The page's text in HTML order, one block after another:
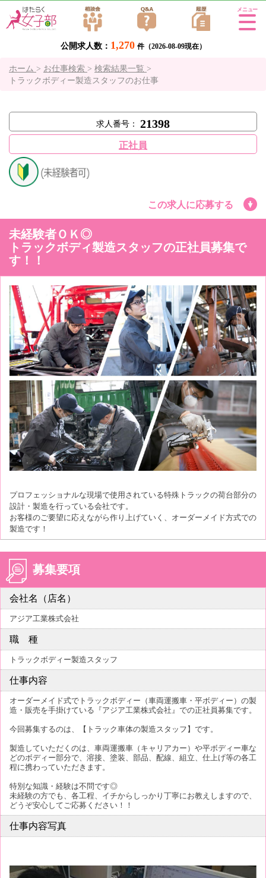
公開求人数： 1,270 件（2026-08-09現在）
Tog
ホーム > お仕事検索 > 検索結果一覧 >
トラックボディー製造スタッフのお仕事
求人番号： 21398
正社員
この求人に応募する
未経験者ＯＫ◎
トラックボディ製造スタッフの正社員募集で
す！！
プロフェッショナルな現場で使用されている特殊トラックの荷台部分の
設計・製造を行っている会社です。
お客様のご要望に応えながら作り上げていく、オーダーメイド方式での
製造です！
募集要項
会社名（店名）
アジア工業株式会社
職 種
トラックボディー製造スタッフ
仕事内容
オーダーメイド式でトラックボディー（車両運搬車・平ボディー）の製
造・販売を手掛けている『アジア工業株式会社』での正社員募集です。
今回募集するのは、【トラック車体の製造スタッフ】です。
製造していただくのは、車両運搬車（キャリアカー）や平ボディー車な
どのボディー部分で、溶接、塗装、部品、配線、組立、仕上げ等の各工
程に携わっていただきます。
特別な知識・経験は不問です◎
未経験の方でも、各工程、イチからしっかり丁寧にお教えしますので、
どうぞ安心してご応募ください！！
仕事内容写真